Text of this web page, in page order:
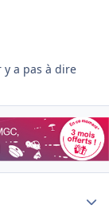
y a pas à dire